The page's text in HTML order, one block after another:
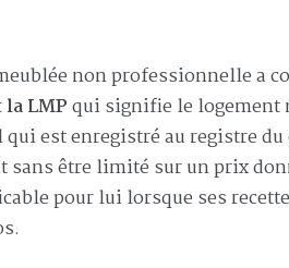
non professionnelle a
LMPqui signifie le logement
est enregistré au registre
sans être limité sur un prix
pour lui lorsque ses